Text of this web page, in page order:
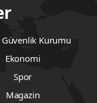
Güvenlik Kurumu
Ekonomi
Spor
Magazin